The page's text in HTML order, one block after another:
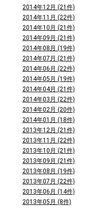
2014年12月 (21件)
2014年11月 (22件)
2014年10月 (21件)
2014年09月 (21件)
2014年08月 (19件)
2014年07月 (21件)
2014年06月 (22件)
2014年05月 (19件)
2014年04月 (21件)
2014年03月 (22件)
2014年02月 (20件)
2014年01月 (18件)
2013年12月 (21件)
2013年11月 (22件)
2013年10月 (21件)
2013年09月 (21件)
2013年08月 (19件)
2013年07月 (22件)
2013年06月 (14件)
2013年05月 (8件)